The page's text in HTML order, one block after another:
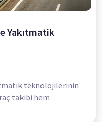
Yakıtmatik
teknolojilerinin
takibi hem